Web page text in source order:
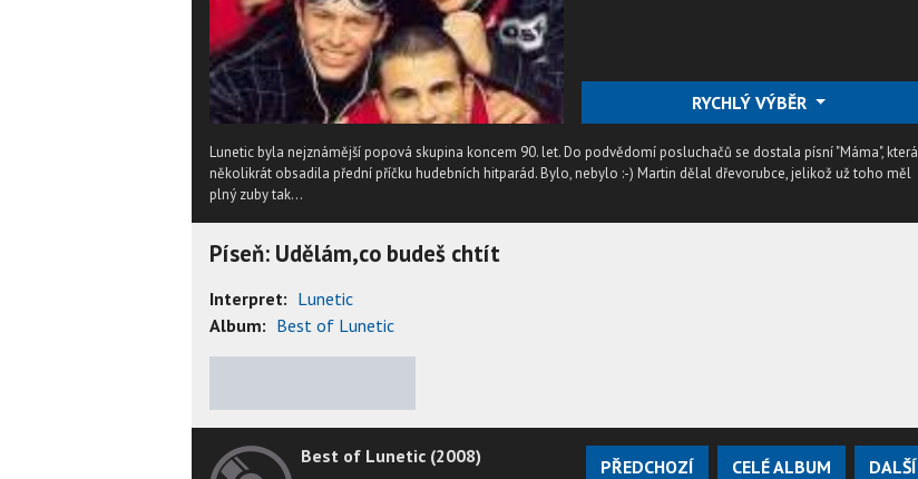
RYCHLÝ VÝBĚR
Lunetic byla nejznámější popová skupina koncem 90. let. Do podvědomí posluchačů se dostala písní "Máma", která
několikrát obsadila přední příčku hudebních hitparád. Bylo, nebylo :-) Martin dělal dřevorubce, jelikož už toho měl
plný zuby tak...
Píseň: Udělám,co budeš chtít
Interpret: Lunetic
Album: Best of Lunetic
Best of Lunetic (2008) PŘEDCHOZÍ CELÉ ALBUM DALŠÍ